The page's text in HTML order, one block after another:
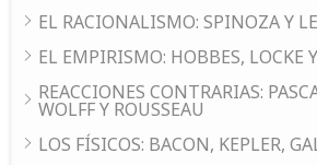
EL RACIONALISMO: SPINOZA Y
EL EMPIRISMO: HOBBES, LOCKE
REACCIONES CONTRARIAS:
WOLFF Y ROUSSEAU
LOS FÍSICOS: BACON, KEPLER,